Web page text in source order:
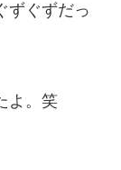
ずぐずだっ
よ。笑